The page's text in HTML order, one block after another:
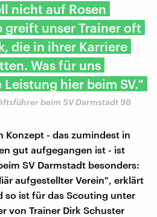
nicht auf Rosen
greift unser Trainer oft
die in ihrer Karriere
Was für uns
hier beim SV."
beim SV Darmstadt 98
Konzept - das zumindest in
gut aufgegangen ist - ist
SV Darmstadt besonders:
aufgestellter Verein", erklärt
so ist für das Scouting unter
von Trainer Dirk Schuster